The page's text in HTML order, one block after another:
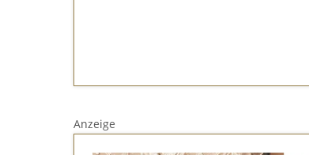
Anzeige